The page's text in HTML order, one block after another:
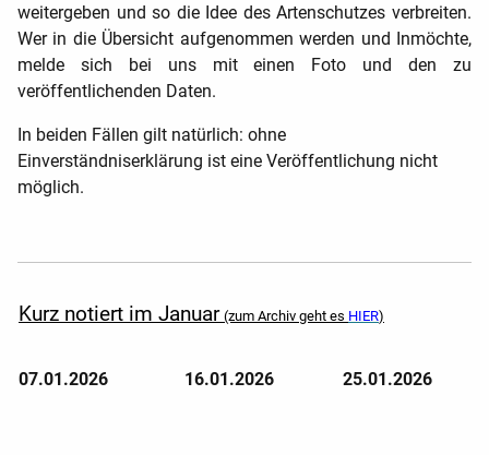
weitergeben und so die Idee des Artenschutzes verbreiten.
Wer in die Übersicht aufgenommen werden und Inmöchte,
melde sich bei uns mit einen Foto und den zu
veröffentlichenden Daten.
In beiden Fällen gilt natürlich: ohne
Einverständniserklärung ist eine Veröffentlichung nicht
möglich.
Kurz notiert im Januar (zum Archiv geht es HIER)
07.01.2026 16.01.2026 25.01.2026